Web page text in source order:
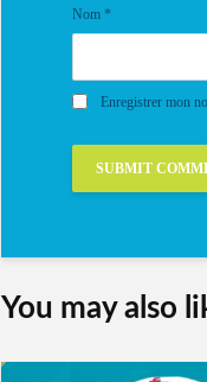
Nom *
Enregistrer mon
You may also